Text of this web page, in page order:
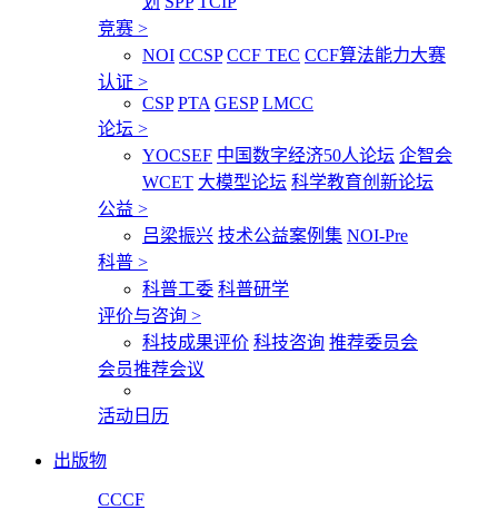
竞赛 >
NOI CCSP CCF TEC CCF算法能力大赛
认证 >
CSP PTA GESP LMCC
论坛 >
YOCSEF 中国数字经济50人论坛 企智会
WCET 大模型论坛 科学教育创新论坛
公益 >
吕梁振兴 技术公益案例集 NOI-Pre
科普 >
科普工委 科普研学
评价与咨询 >
科技成果评价 科技咨询 推荐委员会
会员推荐会议
活动日历
出版物
CCCF